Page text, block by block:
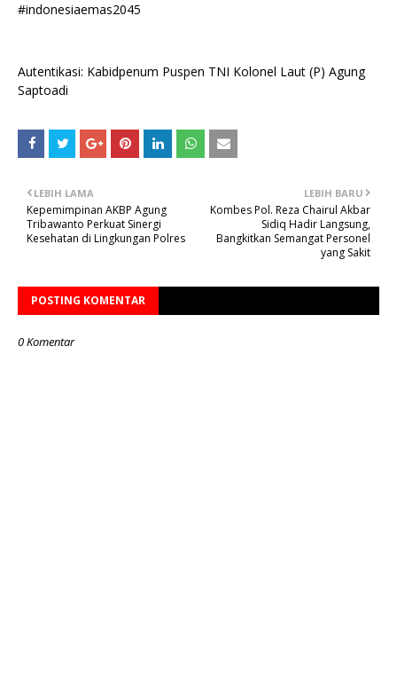
#indonesiaemas2045
Autentikasi: Kabidpenum Puspen TNI Kolonel Laut (P) Agung
Saptoadi
LEBIH BARU
Kombes Pol. Reza Chairul Akbar
Sidiq Hadir Langsung,
Bangkitkan Semangat Personel
yang Sakit
LEBIH LAMA
Kepemimpinan AKBP Agung
Tribawanto Perkuat Sinergi
Kesehatan di Lingkungan Polres
POSTING KOMENTAR
0 Komentar